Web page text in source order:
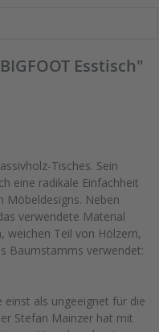
Esstisch"
Tisches. Sein
eine radikale Einfachheit
Möbeldesigns. Neben
verwendete Material
weichen Teil von Hölzern,
Baumstamms verwendet:
einst als ungeeignet für die
Stefan Mainzer hat mit